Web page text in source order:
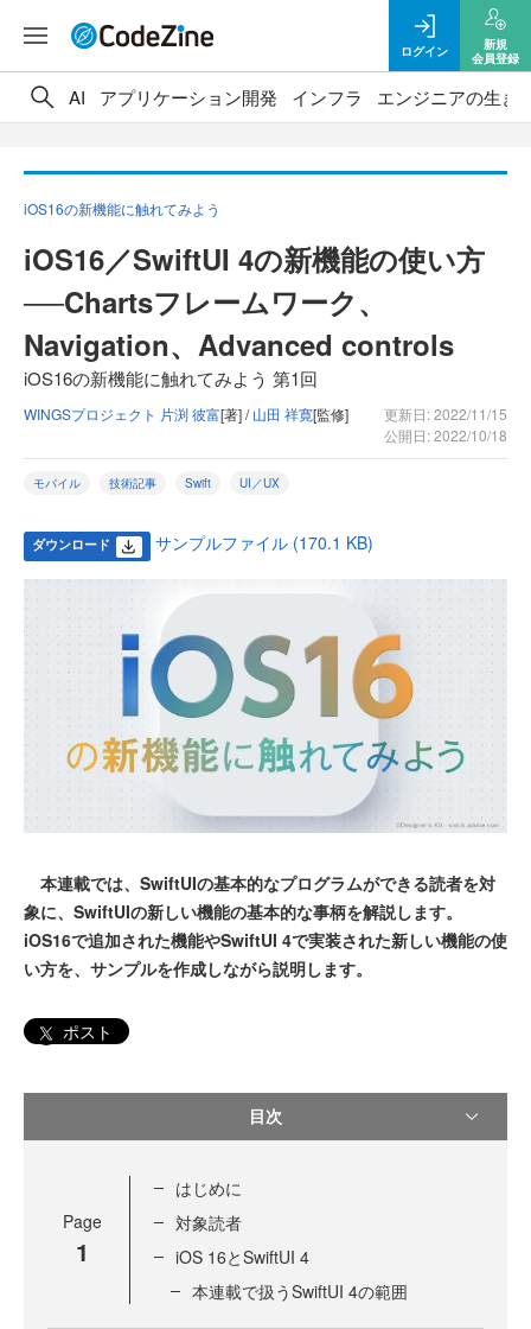
ログイン
新規
会員登録
AI アプリケーション開発 インフラ エンジニアの生き
iOS16の新機能に触れてみよう
iOS16／SwiftUI 4の新機能の使い方
──Chartsフレームワーク、
Navigation、Advanced controls
iOS16の新機能に触れてみよう 第1回
WINGSプロジェクト 片渕 彼富[著] /山田 祥寛[監修]
更新日: 2022/11/15
公開日: 2022/10/18
モバイル 技術記事 Swift UI／UX
ダウンロード サンプルファイル (170.1 KB)
本連載では、SwiftUIの基本的なプログラムができる読者を対
象に、SwiftUIの新しい機能の基本的な事柄を解説します。
iOS16で追加された機能やSwiftUI 4で実装された新しい機能の使
い方を、サンプルを作成しながら説明します。
ポスト
目次
Page
1
はじめに
対象読者
iOS 16とSwiftUI 4
本連載で扱うSwiftUI 4の範囲